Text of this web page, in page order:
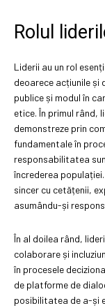
Rolul
Liderii au un rol
deoarece acțiunile și
publice și modul în
etice. În primul rând,
demonstreze prin
fundamentale în
responsabilitatea
încrederea
sincer cu cetățenii,
asumându-și
În al doilea rând,
colaborare și
în procesele
de platforme de
posibilitatea de a-și